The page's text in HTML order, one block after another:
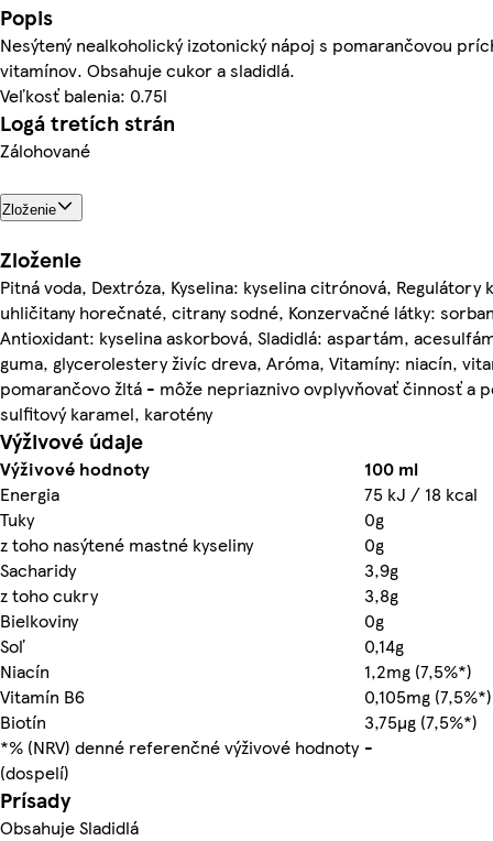
Popis
Nesýtený nealkoholický izotonický nápoj s pomarančovou
vitamínov. Obsahuje cukor a sladidlá.
Veľkosť balenia: 0.75l
Logá tretích strán
Zálohované
Zloženie
Zloženie
Pitná voda, Dextróza, Kyselina: kyselina citrónová,
uhličitany horečnaté, citrany sodné, Konzervačné látky:
Antioxidant: kyselina askorbová, Sladidlá: aspartám,
guma, glycerolestery živíc dreva, Aróma, Vitamíny: niacín,
pomarančovo žltá - môže nepriaznivo ovplyvňovať činnosť a
sulfitový karamel, karotény
Výživové údaje
Výživové hodnoty
100 ml
Energia
75 kJ / 18 kcal
Tuky
0g
z toho nasýtené mastné kyseliny
0g
Sacharidy
3,9g
z toho cukry
3,8g
Bielkoviny
0g
Soľ
0,14g
Niacín
1,2mg (7,5%*)
Vitamín B6
0,105mg (7,5%*)
Biotín
3,75µg (7,5%*)
*% (NRV) denné referenčné výživové hodnoty
(dospelí)
-
Prísady
Obsahuje Sladidlá